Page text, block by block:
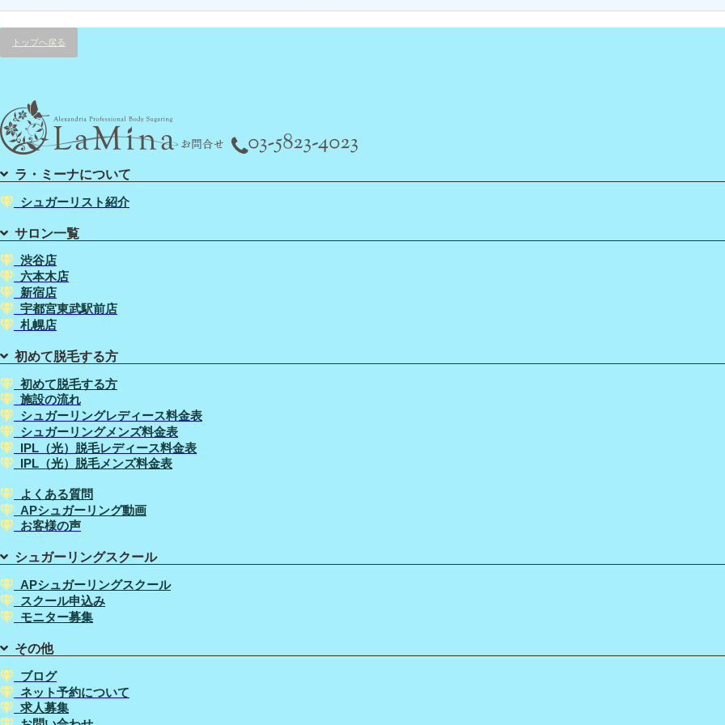
トップへ戻る
ラ・ミーナについて
シュガーリスト紹介
サロン一覧
渋谷店
六本木店
新宿店
宇都宮東武駅前店
札幌店
初めて脱毛する方
初めて脱毛する方
施設の流れ
シュガーリングレディース料金表
シュガーリングメンズ料金表
IPL（光）脱毛レディース料金表
IPL（光）脱毛メンズ料金表
よくある質問
APシュガーリング動画
お客様の声
シュガーリングスクール
APシュガーリングスクール
スクール申込み
モニター募集
その他
ブログ
ネット予約について
求人募集